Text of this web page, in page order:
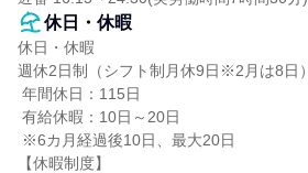
休日・休暇
休日・休暇
週休2日制（シフト制月休9日※2月は8日）
【休暇制度】